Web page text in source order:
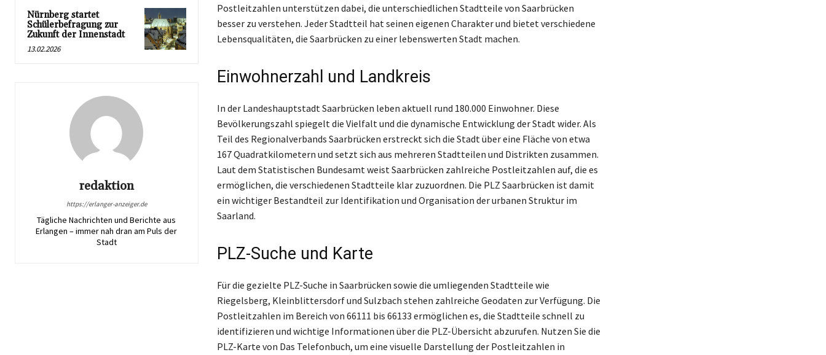
Nürnberg startet
Schülerbefragung zur
Zukunft der Innenstadt
13.02.2026
redaktion
https://erlanger-anzeiger.de
Tägliche Nachrichten und Berichte aus
Erlangen – immer nah dran am Puls der
Stadt
Postleitzahlen unterstützen dabei, die unterschiedlichen Stadtteile von Saarbrücken
besser zu verstehen. Jeder Stadtteil hat seinen eigenen Charakter und bietet verschiedene
Lebensqualitäten, die Saarbrücken zu einer lebenswerten Stadt machen.
Einwohnerzahl und Landkreis
In der Landeshauptstadt Saarbrücken leben aktuell rund 180.000 Einwohner. Diese
Bevölkerungszahl spiegelt die Vielfalt und die dynamische Entwicklung der Stadt wider. Als
Teil des Regionalverbands Saarbrücken erstreckt sich die Stadt über eine Fläche von etwa
167 Quadratkilometern und setzt sich aus mehreren Stadtteilen und Distrikten zusammen.
Laut dem Statistischen Bundesamt weist Saarbrücken zahlreiche Postleitzahlen auf, die es
ermöglichen, die verschiedenen Stadtteile klar zuzuordnen. Die PLZ Saarbrücken ist damit
ein wichtiger Bestandteil zur Identifikation und Organisation der urbanen Struktur im
Saarland.
PLZ-Suche und Karte
Für die gezielte PLZ-Suche in Saarbrücken sowie die umliegenden Stadtteile wie
Riegelsberg, Kleinblittersdorf und Sulzbach stehen zahlreiche Geodaten zur Verfügung. Die
Postleitzahlen im Bereich von 66111 bis 66133 ermöglichen es, die Stadtteile schnell zu
identifizieren und wichtige Informationen über die PLZ-Übersicht abzurufen. Nutzen Sie die
PLZ-Karte von Das Telefonbuch, um eine visuelle Darstellung der Postleitzahlen in